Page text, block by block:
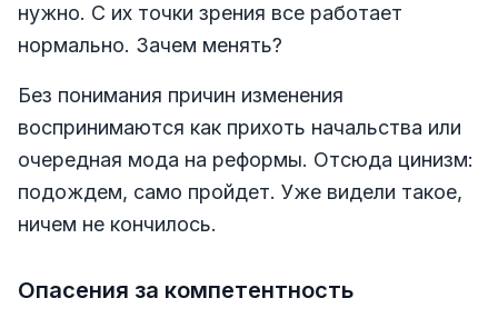
нужно. С их точки зрения все работает
нормально. Зачем менять?
Без понимания причин изменения
воспринимаются как прихоть начальства или
очередная мода на реформы. Отсюда цинизм:
подождем, само пройдет. Уже видели такое,
ничем не кончилось.
Опасения за компетентность